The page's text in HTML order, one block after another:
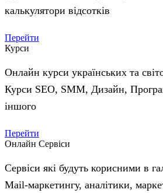
калькулятори відсотків
Перейти
Курси
Онлайн курси українських та
Курси SEO, SMM, Дизайн,
іншого
Перейти
Онлайн Сервіси
Сервіси які будуть корисними в
Mail-маркетингу, аналітики,